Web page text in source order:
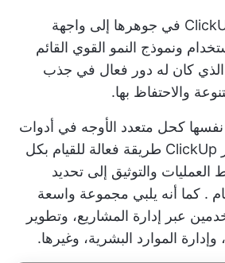
وتُعزى قصة نجاح ClickUp في جوهرها إلى واجهة
ونموذج النمو القوي القائم
الذي كان له دور فعال في جذب
والاحتفاظ بها.
كحل متعدد الأوجه في أدوات
. يوفر ClickUp طريقة فعالة للقيام بكل
والتوثيق إلى تحديد
. كما أنه يلبي مجموعة واسعة
عبر إدارة المشاريع، وتطوير
الموارد البشرية، وغيرها.